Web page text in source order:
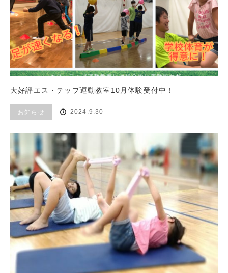
大好評エス・テップ運動教室10月体験受付中！
お知らせ 2024.9.30